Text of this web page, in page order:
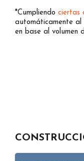
*Cumpliendo ciertas
automáticamente
en base al volumen